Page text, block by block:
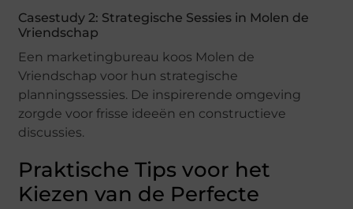
Casestudy 2: Strategische Sessies in Molen de
Vriendschap
Een marketingbureau koos Molen de
Vriendschap voor hun strategische
planningssessies. De inspirerende omgeving
zorgde voor frisse ideeën en constructieve
discussies.
Praktische Tips voor het
Kiezen van de Perfecte